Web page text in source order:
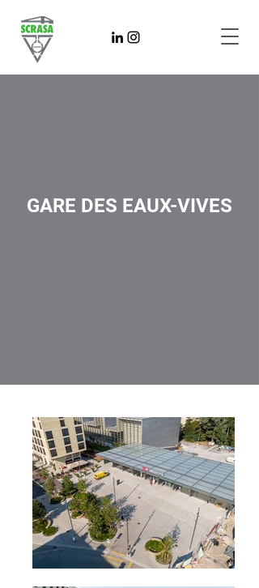
GARE DES EAUX-VIVES